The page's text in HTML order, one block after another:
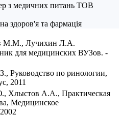
з медичних питань ТОВ
здоров'я та фармація
М.М., Лучихин Л.А.
для медицинских ВУЗов. -
Руководство по ринологии,
2011
А.А., Практическая
Медицинское